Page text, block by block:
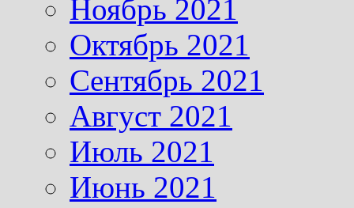
Ноябрь 2021
Октябрь 2021
Сентябрь 2021
Август 2021
Июль 2021
Июнь 2021